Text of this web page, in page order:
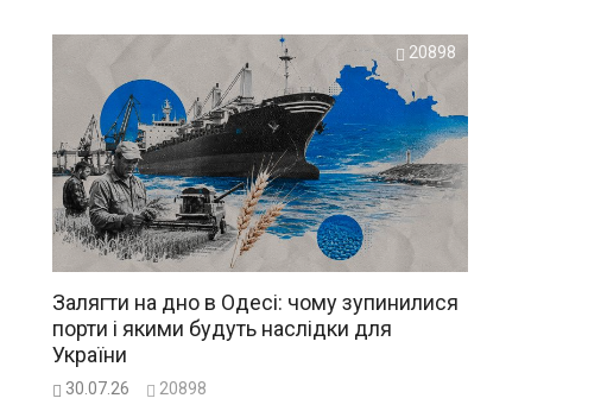
20898
Залягти на дно в Одесі: чому зупинилися
порти і якими будуть наслідки для
України
30.07.26 20898